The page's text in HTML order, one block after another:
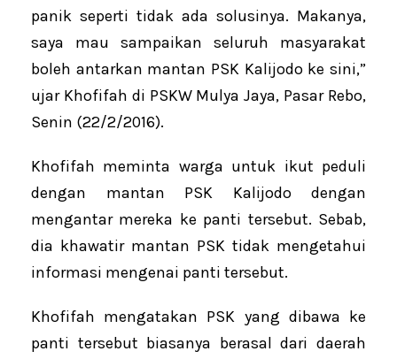
panik seperti tidak ada solusinya. Makanya,
saya mau sampaikan seluruh masyarakat
boleh antarkan mantan PSK Kalijodo ke sini,”
ujar Khofifah di PSKW Mulya Jaya, Pasar Rebo,
Senin (22/2/2016).
Khofifah meminta warga untuk ikut peduli
dengan mantan PSK Kalijodo dengan
mengantar mereka ke panti tersebut. Sebab,
dia khawatir mantan PSK tidak mengetahui
informasi mengenai panti tersebut.
Khofifah mengatakan PSK yang dibawa ke
panti tersebut biasanya berasal dari daerah